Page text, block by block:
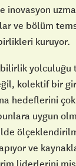
ve bölüm
kuruyor.
yolculuğu
kolektif bir
hedeflerini
uygun
ve
liderlerini